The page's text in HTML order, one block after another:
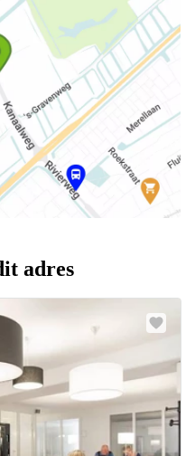
adres